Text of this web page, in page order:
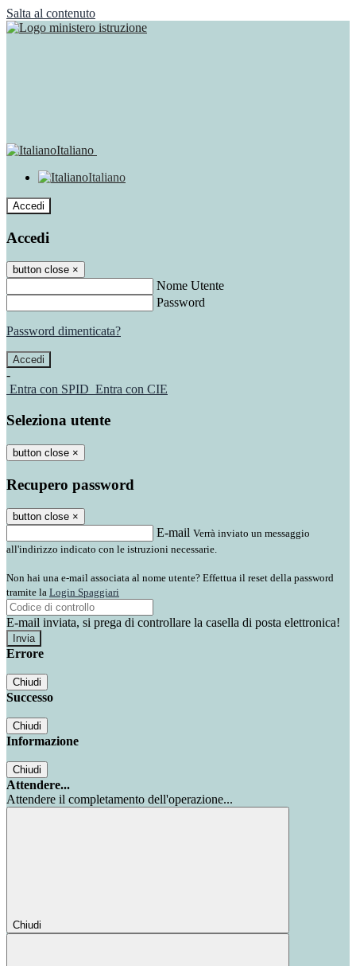
Salta al contenuto
Italiano
Italiano
Accedi
Accedi
button close ×
Nome Utente
Password
Password dimenticata?
-
Entra con SPID Entra con CIE
Seleziona utente
button close ×
Recupero password
button close ×
E-mail Verrà inviato un messaggio
all'indirizzo indicato con le istruzioni necessarie.
Non hai una e-mail associata al nome utente? Effettua il reset della password
tramite la Login Spaggiari
E-mail inviata, si prega di controllare la casella di posta elettronica!
Errore
Chiudi
Successo
Chiudi
Informazione
Chiudi
Attendere...
Attendere il completamento dell'operazione...
Chiudi